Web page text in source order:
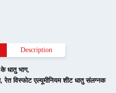
Description
धातु भाग,
,रेत विस्फोट एल्यूमीनियम शीट धातु संलग्नक